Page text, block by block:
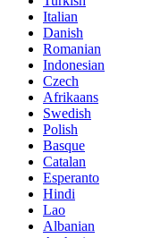
Italian
Danish
Romanian
Indonesian
Czech
Afrikaans
Swedish
Polish
Basque
Catalan
Esperanto
Hindi
Lao
Albanian